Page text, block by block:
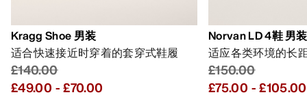
Kragg Shoe 男装
适合快速接近时穿着的套穿式鞋履
£140.00
£49.00 -£70.00
Norvan LD 4鞋 男装
适应各类环境的长
£150.00
£75.00 -£105.00